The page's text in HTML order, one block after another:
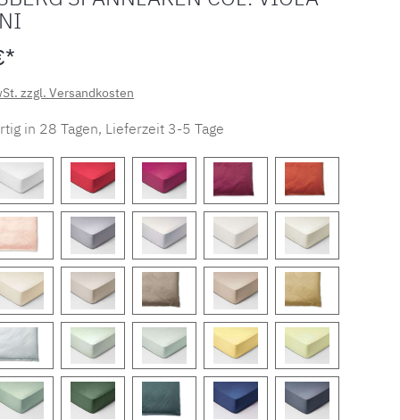
zzgl. Versandkosten
in 28 Tagen, Lieferzeit 3-5 Tage